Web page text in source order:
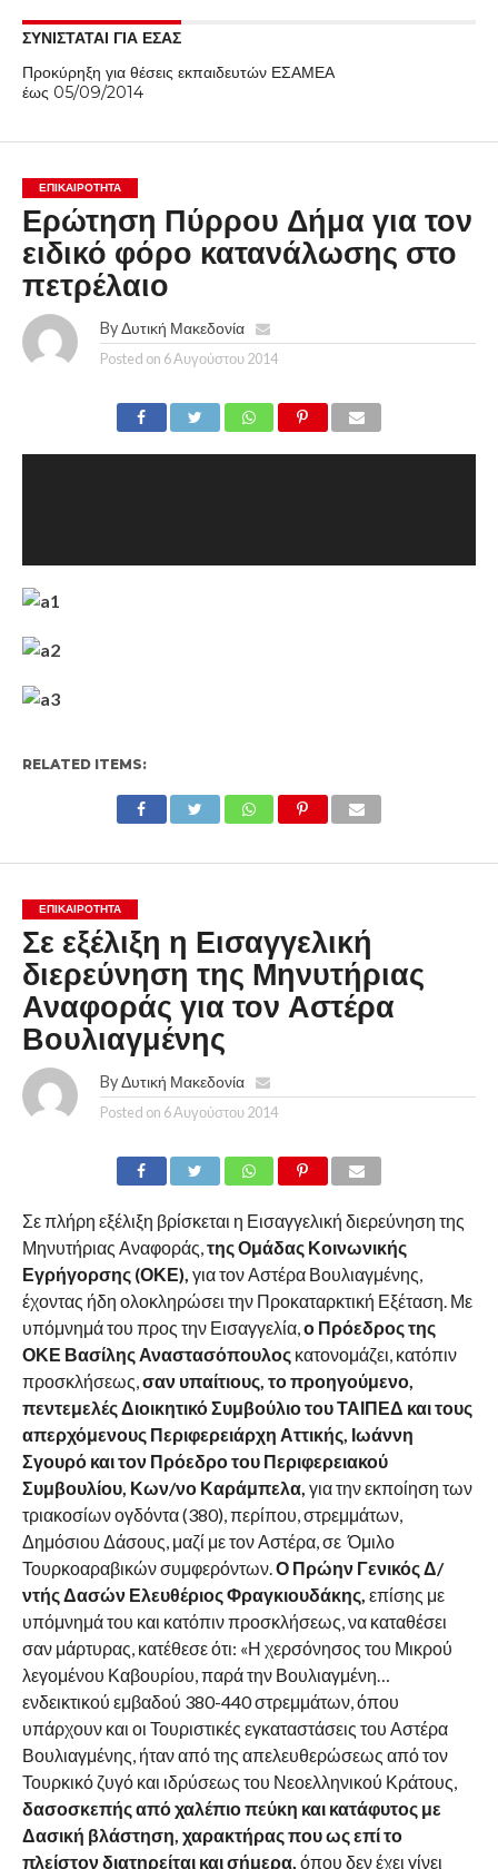
ΣΥΝΙΣΤΑΤΑΙ ΓΙΑ ΕΣΑΣ
Προκύρηξη για θέσεις εκπαιδευτών ΕΣΑΜΕΑ
έως 05/09/2014
ΕΠΙΚΑΙΡΟΤΗΤΑ
Ερώτηση Πύρρου Δήμα για τον
ειδικό φόρο κατανάλωσης στο
πετρέλαιο
By Δυτική Μακεδονία
Posted on 6 Αυγούστου 2014
RELATED ITEMS:
ΕΠΙΚΑΙΡΟΤΗΤΑ
Σε εξέλιξη η Εισαγγελική
διερεύνηση της Μηνυτήριας
Αναφοράς για τον Αστέρα
Βουλιαγμένης
By Δυτική Μακεδονία
Posted on 6 Αυγούστου 2014
Σε πλήρη εξέλιξη βρίσκεται η Εισαγγελική διερεύνηση της
Μηνυτήριας Αναφοράς,της Ομάδας Κοινωνικής
Εγρήγορσης (ΟΚΕ), για τον Αστέρα Βουλιαγμένης,
έχοντας ήδη ολοκληρώσει την Προκαταρκτική Εξέταση. Με
υπόμνημά του προς την Εισαγγελία,ο Πρόεδρος της
ΟΚΕ Βασίλης Αναστασόπουλοςκατονομάζει, κατόπιν
προσκλήσεως,σαν υπαίτιους, το προηγούμενο,
πεντεμελές Διοικητικό Συμβούλιο του ΤΑΙΠΕΔ και τους
απερχόμενους Περιφερειάρχη Αττικής, Ιωάννη
Σγουρό και τον Πρόεδρο του Περιφερειακού
Συμβουλίου, Κων/νο Καράμπελα, για την εκποίηση των
τριακοσίων ογδόντα (380), περίπου, στρεμμάτων,
Δημόσιου Δάσους, μαζί με τον Αστέρα, σε Όμιλο
Τουρκοαραβικών συμφερόντων.Ο Πρώην Γενικός Δ/
ντής Δασών Ελευθέριος Φραγκιουδάκης, επίσης με
υπόμνημά του και κατόπιν προσκλήσεως, να καταθέσει
σαν μάρτυρας, κατέθεσε ότι: «Η χερσόνησος του Μικρού
λεγομένου Καβουρίου, παρά την Βουλιαγμένη…
ενδεικτικού εμβαδού 380-440 στρεμμάτων, όπου
υπάρχουν και οι Τουριστικές εγκαταστάσεις του Αστέρα
Βουλιαγμένης, ήταν από της απελευθερώσεως από τον
Τουρκικό ζυγό και ιδρύσεως του Νεοελληνικού Κράτους,
δασοσκεπής από χαλέπιο πεύκη και κατάφυτος με
Δασική βλάστηση, χαρακτήρας που ως επί το
πλείστον διατηρείται και σήμερα, όπου δεν έχει γίνει